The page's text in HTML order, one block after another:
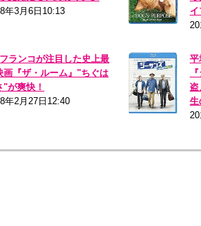
年3月6日10:13
イ
ランコが注目した史上最
画『ザ・ルーム』"ちぐは
"が爽快！
年2月27日12:40
平
盗
生